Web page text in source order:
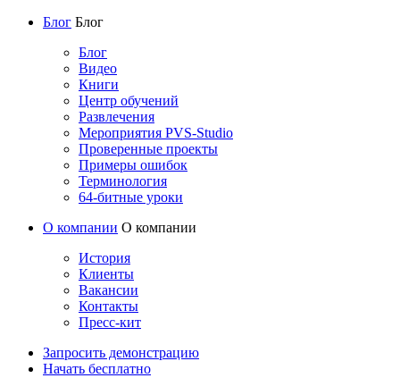
Блог Блог
Блог
Видео
Книги
Центр обучений
Развлечения
Мероприятия PVS-Studio
Проверенные проекты
Примеры ошибок
Терминология
64-битные уроки
О компании О компании
История
Клиенты
Вакансии
Контакты
Пресс-кит
Запросить демонстрацию
Начать бесплатно